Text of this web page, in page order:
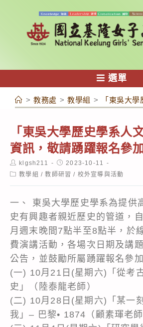
容
選單
> 教務處 > 教學組 > 「東吳大
「東吳大學歷史學系人
資訊，敬請踴躍報名參
Post
author:
klgsh211
Post
published:
2023-10-11
Post教學組 / 教師研習 / 校外宣導與活動
一、 東吳大學歷史學系為提供
史有興趣者親近歷史的管道，
月週末晚間7點半至8點半，於
費演講活動，各場次日期及講
公告，並鼓勵所屬踴躍報名參加
(一) 10月21日(星期六)「從考
史」（陸泰龍老師）
(二) 10月28日(星期六)「某一
我」– 巴黎• 1874（顧素琿老師